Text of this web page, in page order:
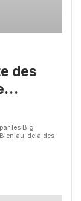
des
les Big
au-delà des